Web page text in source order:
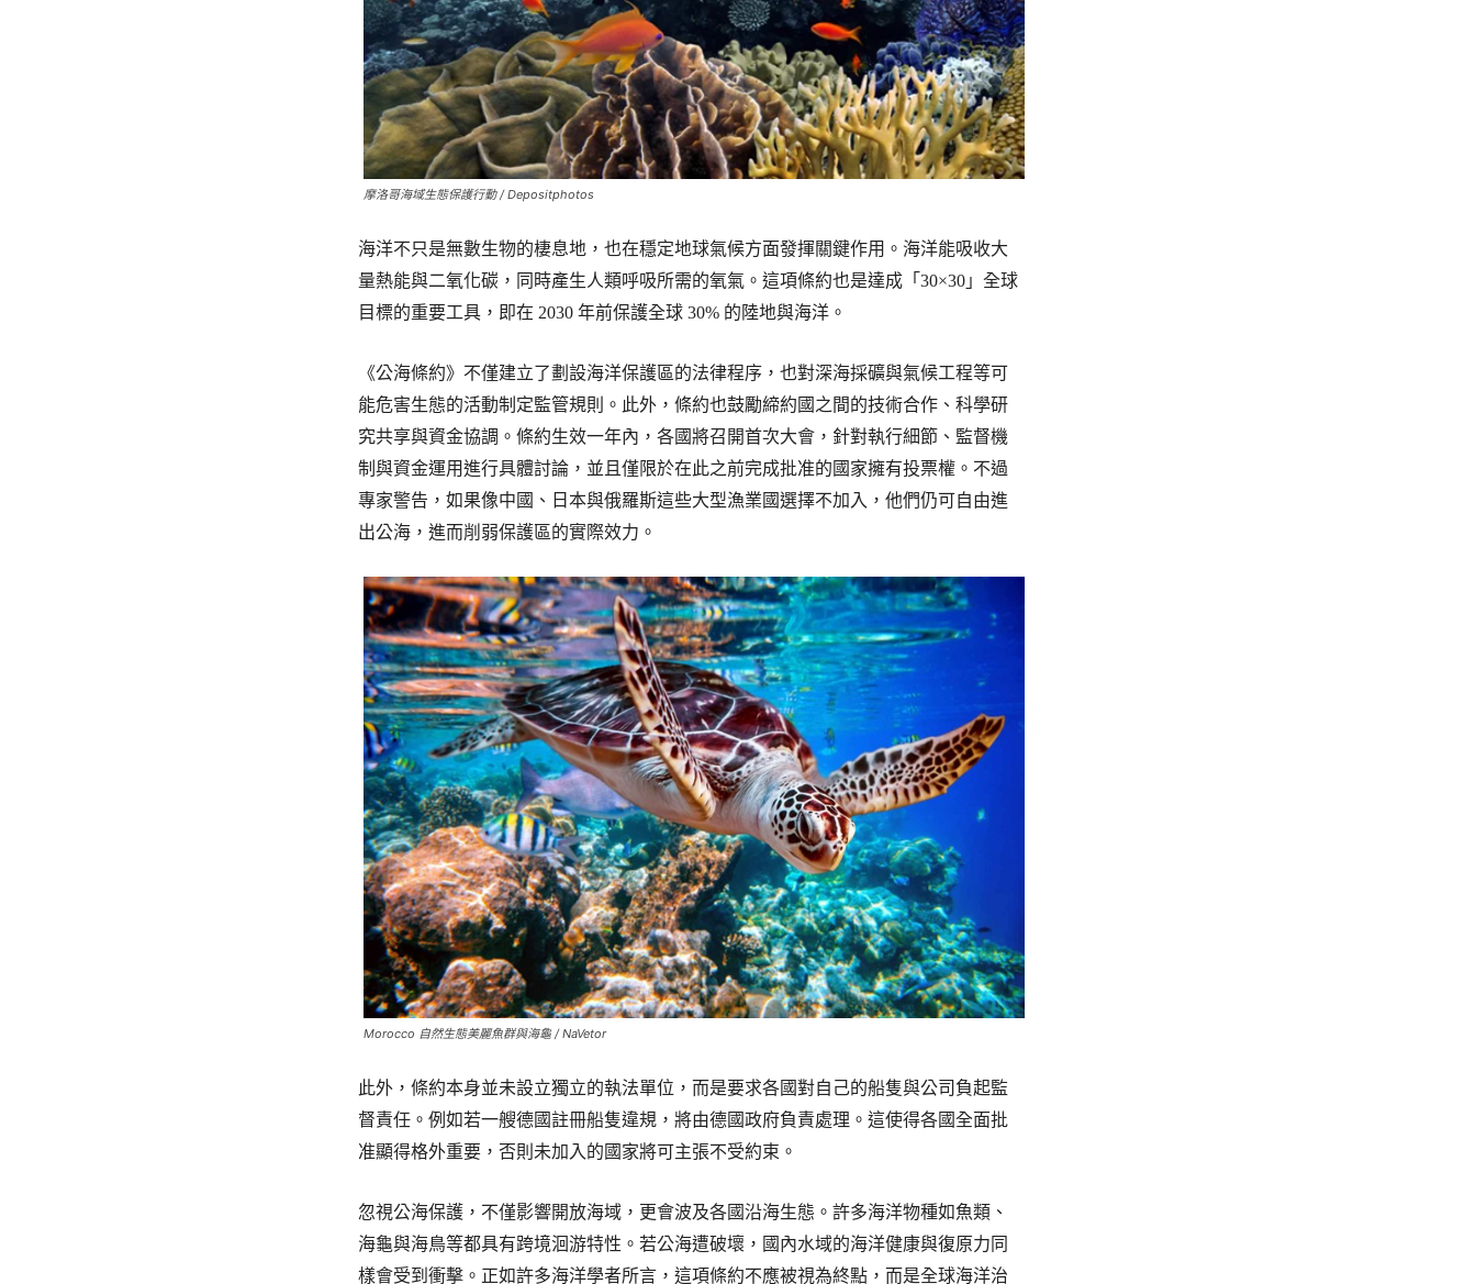
摩洛哥海域生態保護行動 / Depositphotos
海洋不只是無數生物的棲息地，也在穩定地球氣候方面發揮關鍵作用。海洋能吸收大
量熱能與二氧化碳，同時產生人類呼吸所需的氧氣。這項條約也是達成「30×30」全球
目標的重要工具，即在 2030 年前保護全球 30% 的陸地與海洋。
《公海條約》不僅建立了劃設海洋保護區的法律程序，也對深海採礦與氣候工程等可
能危害生態的活動制定監管規則。此外，條約也鼓勵締約國之間的技術合作、科學研
究共享與資金協調。條約生效一年內，各國將召開首次大會，針對執行細節、監督機
制與資金運用進行具體討論，並且僅限於在此之前完成批准的國家擁有投票權。不過
專家警告，如果像中國、日本與俄羅斯這些大型漁業國選擇不加入，他們仍可自由進
出公海，進而削弱保護區的實際效力。
Morocco 自然生態美麗魚群與海龜 / NaVetor
此外，條約本身並未設立獨立的執法單位，而是要求各國對自己的船隻與公司負起監
督責任。例如若一艘德國註冊船隻違規，將由德國政府負責處理。這使得各國全面批
准顯得格外重要，否則未加入的國家將可主張不受約束。
忽視公海保護，不僅影響開放海域，更會波及各國沿海生態。許多海洋物種如魚類、
海龜與海鳥等都具有跨境洄游特性。若公海遭破壞，國內水域的海洋健康與復原力同
樣會受到衝擊。正如許多海洋學者所言，這項條約不應被視為終點，而是全球海洋治